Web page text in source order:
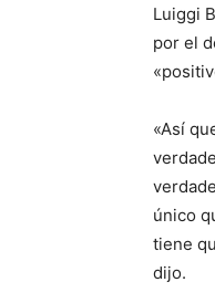
Luiggi
por el
«Así
único
tiene
dijo.